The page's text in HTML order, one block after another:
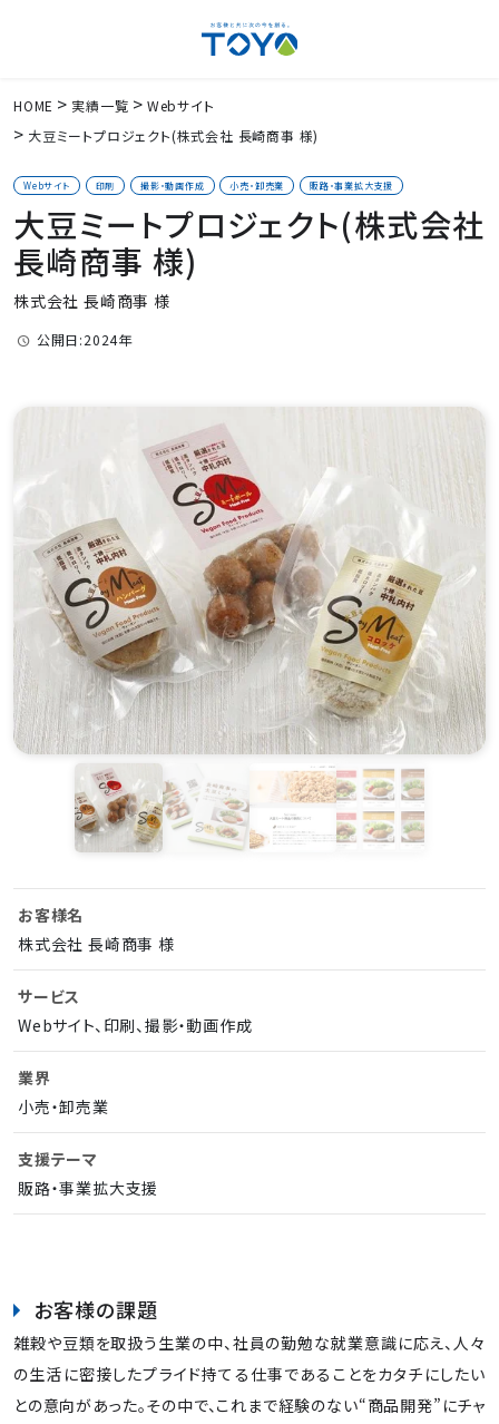
HOME 実績一覧
Webサイト
大豆ミートプロジェクト(株式会社 長崎商事 様)
Webサイト 印刷 撮影・動画作成 小売・卸売業 販路・事業拡大支援
大豆ミートプロジェクト(株式会社
長崎商事 様)
株式会社 長崎商事 様
公開日:2024年
お客様名
株式会社 長崎商事 様
サービス
Webサイト、印刷、撮影・動画作成
業界
小売・卸売業
支援テーマ
販路・事業拡大支援
お客様の課題
雑穀や豆類を取扱う生業の中、社員の勤勉な就業意識に応え、人々
の生活に密接したプライド持てる仕事であることをカタチにしたい
との意向があった。その中で、これまで経験のない“商品開発”にチャ